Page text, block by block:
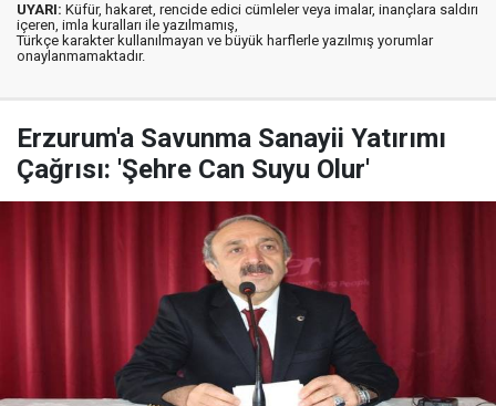
UYARI: Küfür, hakaret, rencide edici cümleler veya imalar, inançlara saldırı
içeren, imla kuralları ile yazılmamış,
Türkçe karakter kullanılmayan ve büyük harflerle yazılmış yorumlar
onaylanmamaktadır.
Erzurum'a Savunma Sanayii Yatırımı
Çağrısı: 'Şehre Can Suyu Olur'